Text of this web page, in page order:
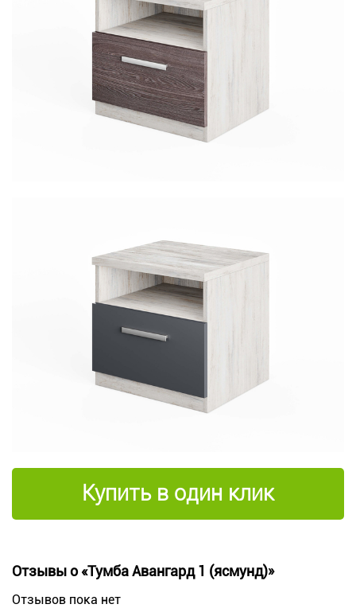
Купить в один клик
Отзывы о «Тумба Авангард 1 (ясмунд)»
Отзывов пока нет